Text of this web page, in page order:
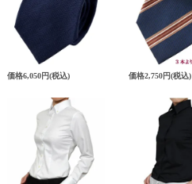
価格6,050円(税込) 価格2,750円(税込)